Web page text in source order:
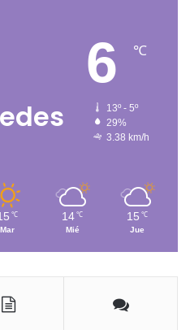
6 ℃
13º - 5º
29%
3.38 km/h
℃
Mar
14 ℃
Mié
15 ℃
Jue